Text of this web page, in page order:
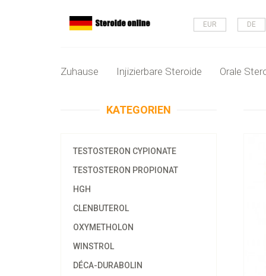
EUR DE
Zuhause Injizierbare Steroide Orale
KATEGORIEN
TESTOSTERON CYPIONATE
TESTOSTERON PROPIONAT
HGH
CLENBUTEROL
OXYMETHOLON
WINSTROL
DÉCA-DURABOLIN